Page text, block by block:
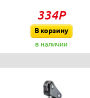
334Р
В корзину
в наличии